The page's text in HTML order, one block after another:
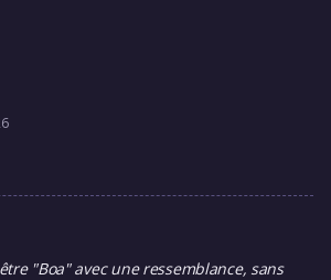
"Boa" avec une ressemblance, sans